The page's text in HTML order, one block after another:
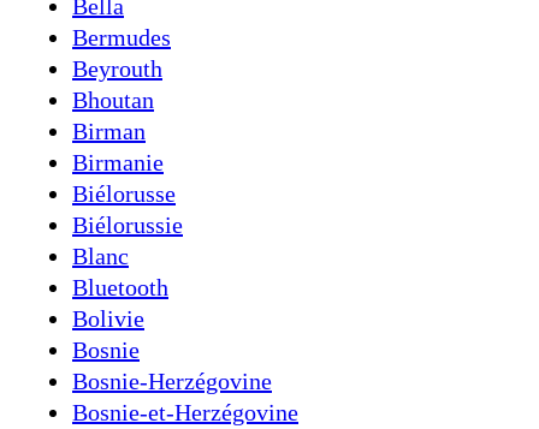
Bella
Bermudes
Beyrouth
Bhoutan
Birman
Birmanie
Biélorusse
Biélorussie
Blanc
Bluetooth
Bolivie
Bosnie
Bosnie-Herzégovine
Bosnie-et-Herzégovine